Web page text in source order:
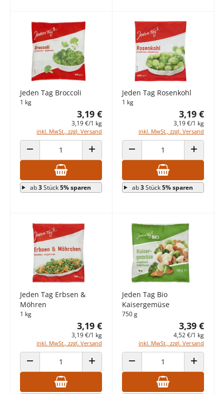
Jeden Tag Broccoli
1 kg
3,19 €
3,19 €/1 kg
inkl. MwSt., zzgl. Versand
ANZAHL VERRINGERN ANZAHL ERHÖHEN
ab3Stück5% sparen
Jeden Tag Rosenkohl
1 kg
3,19 €
3,19 €/1 kg
inkl. MwSt., zzgl. Versand
ANZAHL VERRINGERN ANZAHL
ab3Stück5% sparen
Jeden Tag Erbsen &
Möhren
1 kg
3,19 €
3,19 €/1 kg
inkl. MwSt., zzgl. Versand
ANZAHL VERRINGERN ANZAHL ERHÖHEN
Jeden Tag Bio
Kaisergemüse
750 g
3,39 €
4,52 €/1 kg
inkl. MwSt., zzgl. Versand
ANZAHL VERRINGERN ANZAHL